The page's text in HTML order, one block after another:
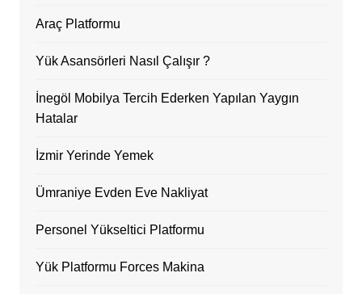
Araç Platformu
Yük Asansörleri Nasıl Çalışır ?
İnegöl Mobilya Tercih Ederken Yapılan Yaygın
Hatalar
İzmir Yerinde Yemek
Ümraniye Evden Eve Nakliyat
Personel Yükseltici Platformu
Yük Platformu Forces Makina